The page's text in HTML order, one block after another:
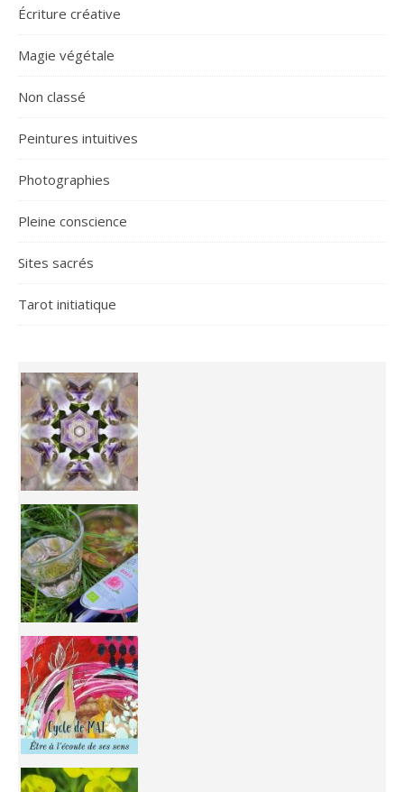
Écriture créative
Magie végétale
Non classé
Peintures intuitives
Photographies
Pleine conscience
Sites sacrés
Tarot initiatique
Inhabit your body and understand its
You're